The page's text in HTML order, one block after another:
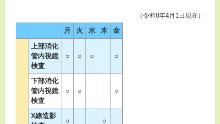
（令和8年4月1日現在）
月 火 水 木 金
上部消化
管内視鏡
検査
○ ○ ○ ○
下部消化
管内視鏡
検査
○ ○ ○
X線造影
○ ○